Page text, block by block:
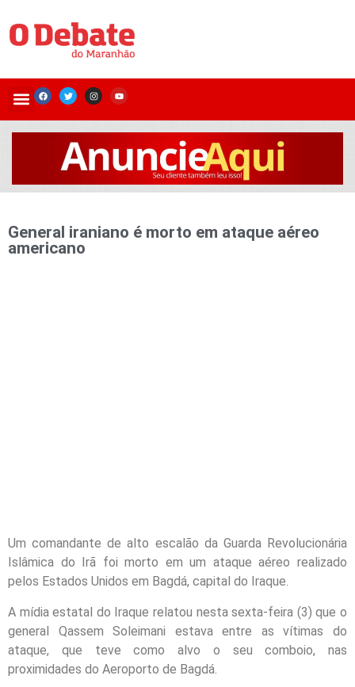
General iraniano é morto em ataque aéreo
americano
Um comandante de alto escalão da Guarda Revolucionária
Islâmica do Irã foi morto em um ataque aéreo realizado
pelos Estados Unidos em Bagdá, capital do Iraque.
A mídia estatal do Iraque relatou nesta sexta-feira (3) que o
general Qassem Soleimani estava entre as vítimas do
ataque, que teve como alvo o seu comboio, nas
proximidades do Aeroporto de Bagdá.